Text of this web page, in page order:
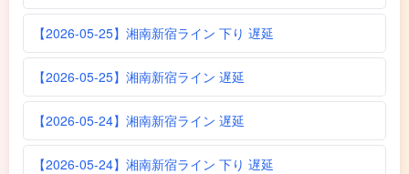
【2026-05-25】湘南新宿ライン 下り 遅延
【2026-05-25】湘南新宿ライン 遅延
【2026-05-24】湘南新宿ライン 遅延
【2026-05-24】湘南新宿ライン 下り 遅延